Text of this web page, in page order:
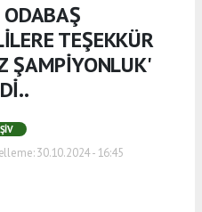
TEŞEKKÜR
ŞAMPİYONLUK'
30.10.2024 - 16:45